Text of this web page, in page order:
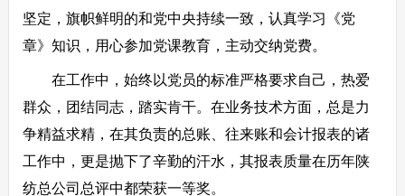
坚定，旗帜鲜明的和党中央持续一致，认真学习《党
章》知识，用心参加党课教育，主动交纳党费。
在工作中，始终以党员的标准严格要求自己，热爱
群众，团结同志，踏实肯干。在业务技术方面，总是力
争精益求精，在其负责的总账、往来账和会计报表的诸
工作中，更是抛下了辛勤的汗水，其报表质量在历年陕
纺总公司总评中都荣获一等奖。